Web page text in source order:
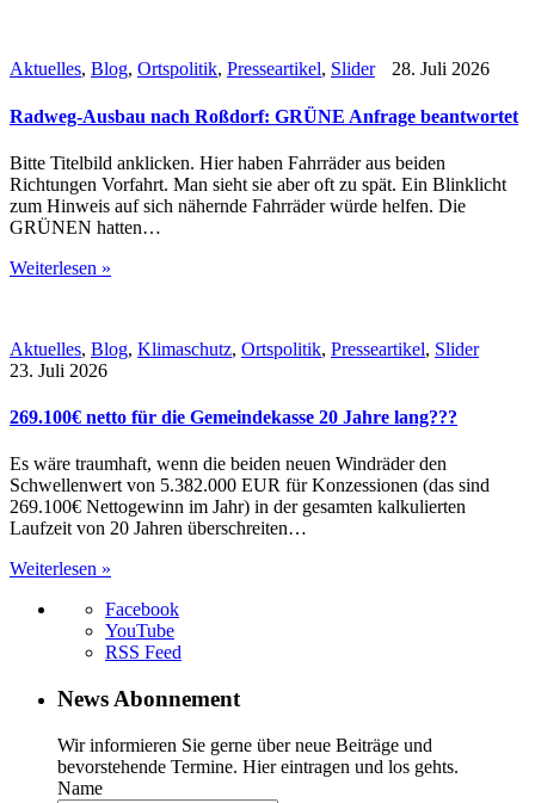
Aktuelles, Blog, Ortspolitik, Presseartikel, Slider 28. Juli 2026
Radweg-Ausbau nach Roßdorf: GRÜNE Anfrage beantwortet
Bitte Titelbild anklicken. Hier haben Fahrräder aus beiden
Richtungen Vorfahrt. Man sieht sie aber oft zu spät. Ein Blinklicht
zum Hinweis auf sich nähernde Fahrräder würde helfen. Die
GRÜNEN hatten…
Weiterlesen »
Aktuelles, Blog, Klimaschutz, Ortspolitik, Presseartikel, Slider
23. Juli 2026
269.100€ netto für die Gemeindekasse 20 Jahre lang???
Es wäre traumhaft, wenn die beiden neuen Windräder den
Schwellenwert von 5.382.000 EUR für Konzessionen (das sind
269.100€ Nettogewinn im Jahr) in der gesamten kalkulierten
Laufzeit von 20 Jahren überschreiten…
Weiterlesen »
Facebook
YouTube
RSS Feed
News Abonnement
Wir informieren Sie gerne über neue Beiträge und
bevorstehende Termine. Hier eintragen und los gehts.
Name